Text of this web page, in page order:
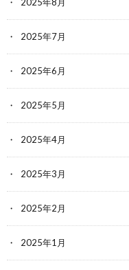
2025年7月
2025年6月
2025年5月
2025年4月
2025年3月
2025年2月
2025年1月